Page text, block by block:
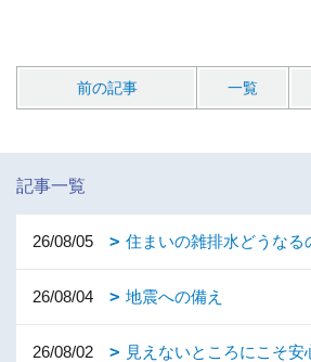
前の記事 一覧
記事一覧
26/08/05 住まいの雑排水どうなる
26/08/04 地震への備え
26/08/02
見えないところにこそ